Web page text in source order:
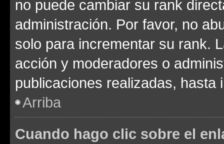
no puede cambiar su rank
administración. Por favor, no
solo para incrementar su rank.
acción y moderadores o
publicaciones realizadas, hasta
Arriba
Cuando hago clic sobre el